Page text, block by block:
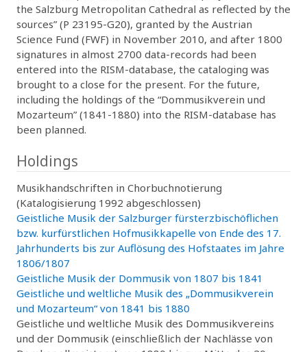
the Salzburg Metropolitan Cathedral as reflected by the
sources” (P 23195-G20), granted by the Austrian
Science Fund (FWF) in November 2010, and after 1800
signatures in almost 2700 data-records had been
entered into the RISM-database, the cataloging was
brought to a close for the present. For the future,
including the holdings of the “Dommusikverein und
Mozarteum” (1841-1880) into the RISM-database has
been planned.
Holdings
Musikhandschriften in Chorbuchnotierung
(Katalogisierung 1992 abgeschlossen)
Geistliche Musik der Salzburger fürsterzbischöflichen
bzw. kurfürstlichen Hofmusikkapelle von Ende des 17.
Jahrhunderts bis zur Auflösung des Hofstaates im Jahre
1806/1807
Geistliche Musik der Dommusik von 1807 bis 1841
Geistliche und weltliche Musik des „Dommusikverein
und Mozarteum“ von 1841 bis 1880
Geistliche und weltliche Musik des Dommusikvereins
und der Dommusik (einschließlich der Nachlässe von